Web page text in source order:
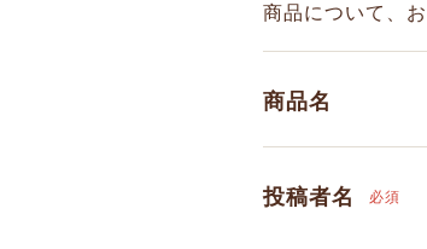
商品について、
商品名
投稿者名 必須